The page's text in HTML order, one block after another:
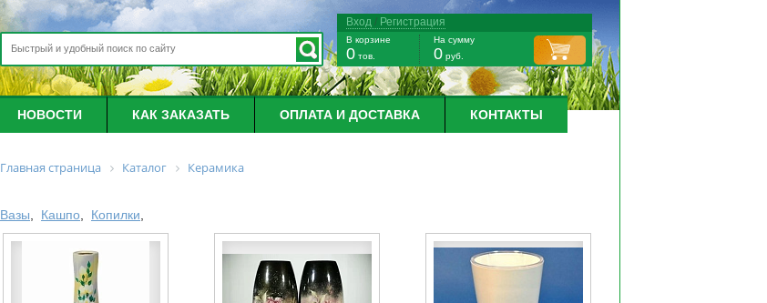
Вход / Регистрация
В корзине
0 тов.
На сумму
0 руб.
НОВОСТИ КАК ЗАКАЗАТЬ ОПЛАТА И ДОСТАВКА КОНТАКТЫ
Главная страница Каталог Керамика
Вазы Кашпо Копилки